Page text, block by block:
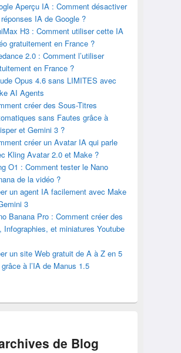
Aperçu IA : Comment désactiver
IA de Google ?
H3 : Comment utiliser cette IA
gratuitement en France ?
2.0 : Comment l’utiliser
en France ?
Opus 4.6 sans LIMITES avec
AI Agents
créer des Sous-Titres
sans Fautes grâce à
et Gemini 3 ?
créer un Avatar IA qui parle
Kling Avatar 2.0 et Make ?
O1 : Comment tester le Nano
de la vidéo ?
un agent IA facilement avec Make
3
Banana Pro : Comment créer des
Infographies, et miniatures Youtube
un site Web gratuit de A à Z en 5
à l’IA de Manus 1.5
de Blog